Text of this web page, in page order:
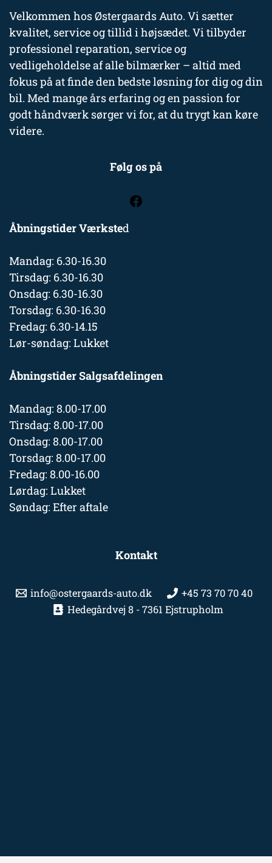
Velkommen hos Østergaards Auto. Vi sætter
kvalitet, service og tillid i højsædet. Vi tilbyder
professionel reparation, service og
vedligeholdelse af alle bilmærker – altid med
fokus på at finde den bedste løsning for dig og din
bil. Med mange års erfaring og en passion for
godt håndværk sørger vi for, at du trygt kan køre
videre.
Følg os på
Åbningstider Værksted
Mandag: 6.30-16.30
Tirsdag: 6.30-16.30
Onsdag: 6.30-16.30
Torsdag: 6.30-16.30
Fredag: 6.30-14.15
Lør-søndag: Lukket
Åbningstider Salgsafdelingen
Mandag: 8.00-17.00
Tirsdag: 8.00-17.00
Onsdag: 8.00-17.00
Torsdag: 8.00-17.00
Fredag: 8.00-16.00
Lørdag: Lukket
Søndag: Efter aftale
Kontakt
info@ostergaards-auto.dk
+45 73 70 70 40
Hedegårdvej 8 - 7361 Ejstrupholm